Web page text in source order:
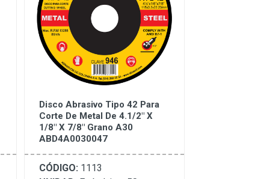
Disco Abrasivo Tipo 42 Para
Corte De Metal De 4.1/2" X
1/8" X 7/8" Grano A30
ABD4A0030047
CÓDIGO: 1113